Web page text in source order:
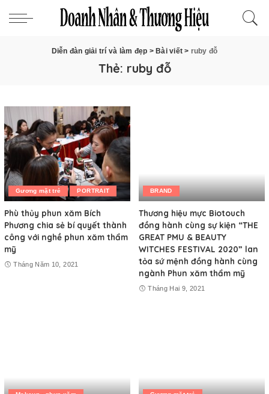
Diễn đàn giải trí và làm đẹp > Bài viết> ruby đỗ
Thẻ: ruby đỗ
Gương mặt trẻ PORTRAIT
Phù thủy phun xăm Bích
Phương chia sẻ bí quyết thành
công với nghề phun xăm thẩm
mỹ
Tháng Năm 10, 2021
BRAND
Thương hiệu mực Biotouch
đồng hành cùng sự kiện “THE
GREAT PMU & BEAUTY
WITCHES FESTIVAL 2020” lan
tỏa sứ mệnh đồng hành cùng
ngành Phun xăm thẩm mỹ
Tháng Hai 9, 2021